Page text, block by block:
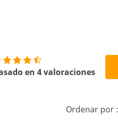
en 4 valoraciones
Ordenar por :